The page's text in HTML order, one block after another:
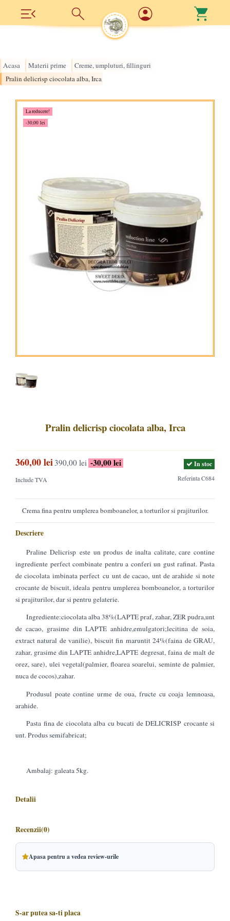
Acasa Materii prime Creme, umpluturi, fillinguri
Pralin delicrisp ciocolata alba, Irca
La reducere!
-30,00 lei
Pralin delicrisp ciocolata alba, Irca
ReferintaC684
In stoc
360,00 lei 390,00 lei -30,00 lei
Include TVA
Crema fina pentru umplerea bomboanelor, a torturilor si prajiturilor.
Descriere
Praline Delicrisp este un produs de inalta calitate, care contine
ingrediente perfect combinate pentru a conferi un gust rafinat. Pasta
de ciocolata imbinata perfect cu unt de cacao, unt de arahide si note
crocante de biscuit, ideala pentru umplerea bomboanelor, a torturilor
si prajiturilor, dar si pentru gelaterie.
Ingrediente:ciocolata alba 38%(LAPTE praf, zahar, ZER pudra,unt
de cacao, grasime din LAPTE anhidre,emulgatori;lecitina de soia,
extract natural de vanilie), biscuit fin maruntit 24%(faina de GRAU,
zahar, grasime din LAPTE anhidre,LAPTE degresat, faina de malt de
orez, sare), ulei vegetal(palmier, floarea soarelui, seminte de palmier,
nuca de cocos),zahar.
Produsul poate contine urme de oua, fructe cu coaja lemnoasa,
arahide.
Pasta fina de ciocolata alba cu bucati de DELICRISP crocante si
unt. Produs semifabricat;
Ambalaj: galeata 5kg.
Detalii
Recenzii(0)
Apasa pentru a vedea review-urile
S-ar putea sa-ti placa